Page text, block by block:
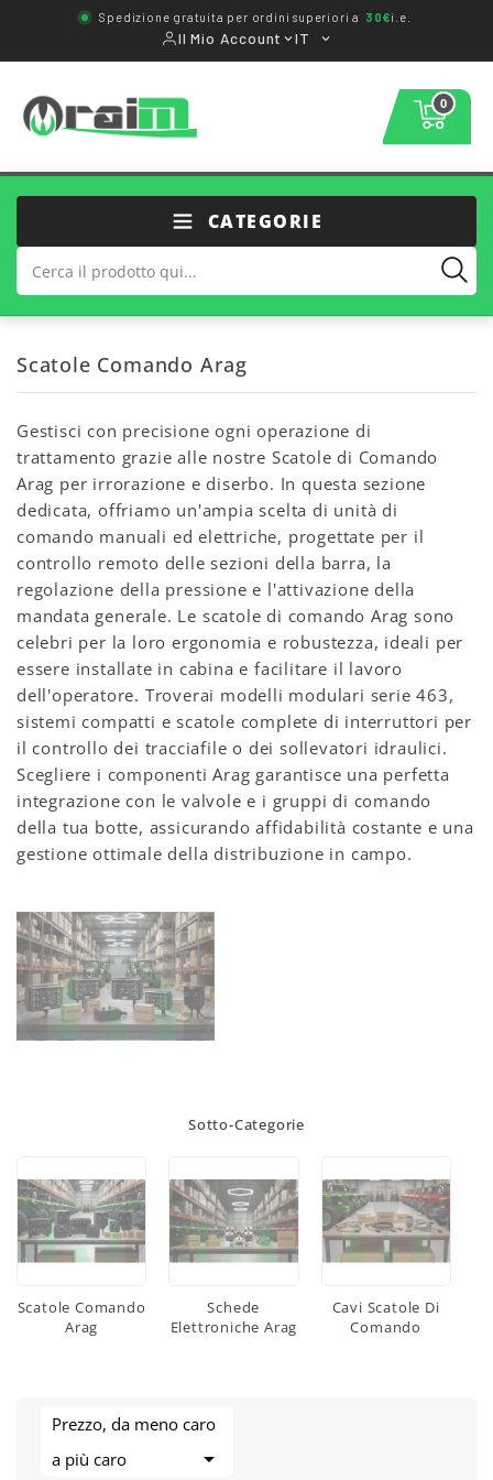
Spedizione gratuita per ordini superiori a 30€i.e.
Il Mio Account IT
0
CATEGORIE
Scatole Comando Arag
Gestisci con precisione ogni operazione di
trattamento grazie alle nostre Scatole di Comando
Arag per irrorazione e diserbo. In questa sezione
dedicata, offriamo un'ampia scelta di unità di
comando manuali ed elettriche, progettate per il
controllo remoto delle sezioni della barra, la
regolazione della pressione e l'attivazione della
mandata generale. Le scatole di comando Arag sono
celebri per la loro ergonomia e robustezza, ideali per
essere installate in cabina e facilitare il lavoro
dell'operatore. Troverai modelli modulari serie 463,
sistemi compatti e scatole complete di interruttori per
il controllo dei tracciafile o dei sollevatori idraulici.
Scegliere i componenti Arag garantisce una perfetta
integrazione con le valvole e i gruppi di comando
della tua botte, assicurando affidabilità costante e una
gestione ottimale della distribuzione in campo.
Sotto-Categorie
Scatole Comando
Arag
Schede
Elettroniche Arag
Cavi Scatole Di
Comando
Prezzo, da meno caro
a più caro
